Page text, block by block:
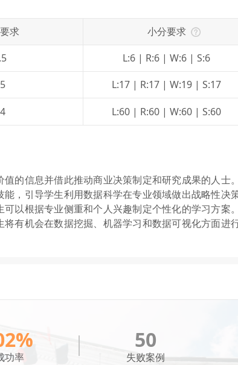
求
小分要求
L:6 | R:6 | W:6 | S:6
L:17 | R:17 | W:19 | S:17
L:60 | R:60 | W:60 | S:60
的信息并借此推动商业决策制定和研究成果的人士
，引导学生利用数据科学在专业领域做出战略性决策
以根据专业侧重和个人兴趣制定个性化的学习方案
有机会在数据挖掘、机器学习和数据可视化方面进
功率
50
失败案例